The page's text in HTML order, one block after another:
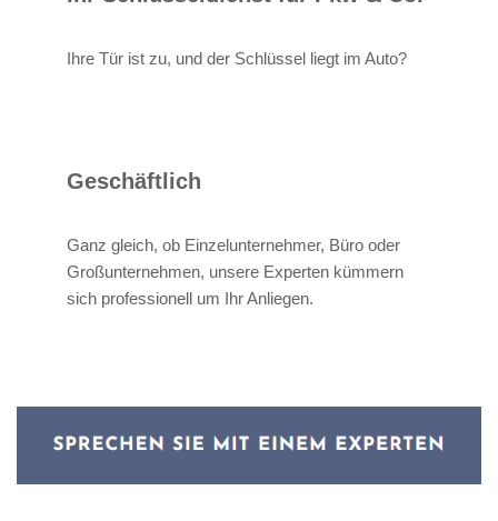
Ihre Tür ist zu, und der Schlüssel liegt im Auto?
Geschäftlich
Ganz gleich, ob Einzelunternehmer, Büro oder
Großunternehmen, unsere Experten kümmern
sich professionell um Ihr Anliegen.